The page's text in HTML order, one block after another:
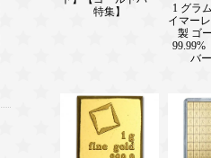
特集】
1 グラ
イマー
製 ゴ
99.99%
バ